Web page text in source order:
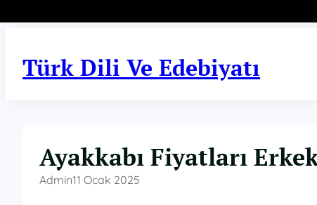
Türk Dili Ve Edebiyatı
Ayakkabı Fiyatları
Admin11 Ocak 2025